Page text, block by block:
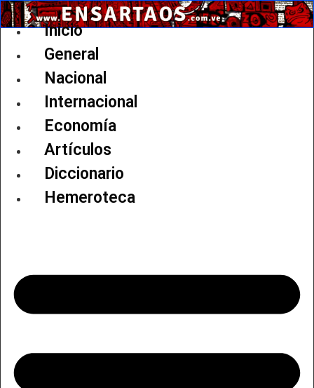
Ir
al
Inicio
General
Nacional
Internacional
Economía
Artículos
Diccionario
Hemeroteca